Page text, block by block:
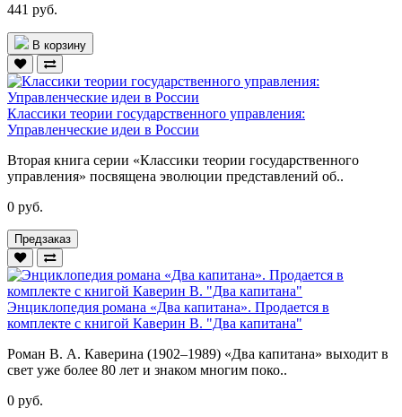
441 руб.
В корзину
Классики теории государственного управления:
Управленческие идеи в России
Вторая книга серии «Классики теории государственного
управления» посвящена эволюции представлений об..
0 руб.
Предзаказ
Энциклопедия романа «Два капитана». Продается в
комплекте с книгой Каверин В. "Два капитана"
Роман В. А. Каверина (1902–1989) «Два капитана» выходит в
свет уже более 80 лет и знаком многим поко..
0 руб.